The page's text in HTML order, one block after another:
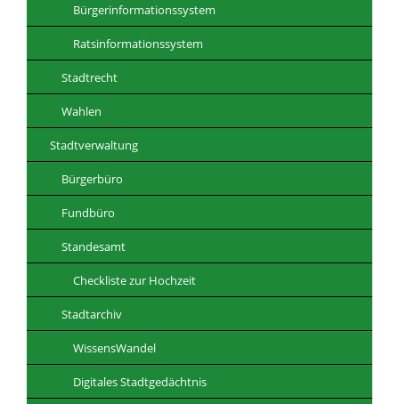
Bürgerinformationssystem
Ratsinformationssystem
Stadtrecht
Wahlen
Stadtverwaltung
Bürgerbüro
Fundbüro
Standesamt
Checkliste zur Hochzeit
Stadtarchiv
WissensWandel
Digitales Stadtgedächtnis